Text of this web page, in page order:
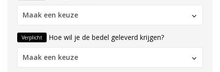
Maak een keuze
Verplicht Hoe wil je de bedel geleverd krijgen?
Maak een keuze